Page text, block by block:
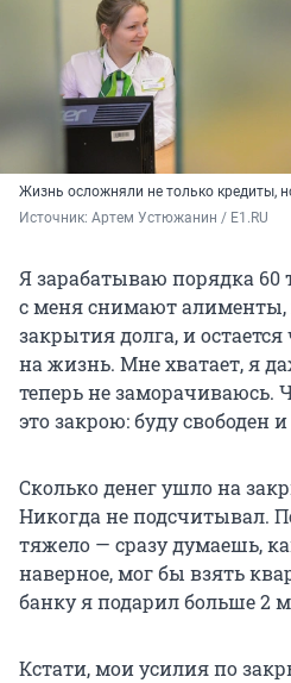
Жизнь осложняли не только кредиты,
Источник: Артем Устюжанин / E1.RU
Я зарабатываю порядка 60
с меня снимают
закрытия долга, и
на жизнь. Мне хватает, я
теперь не заморачиваюсь.
это закрою: буду свободен
Сколько денег ушло на
Никогда не подсчитывал.
тяжело — сразу думаешь,
наверное, мог бы взять
банку я подарил больше 2
Кстати, мои усилия по